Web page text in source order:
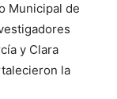
Municipal de
y Clara
la